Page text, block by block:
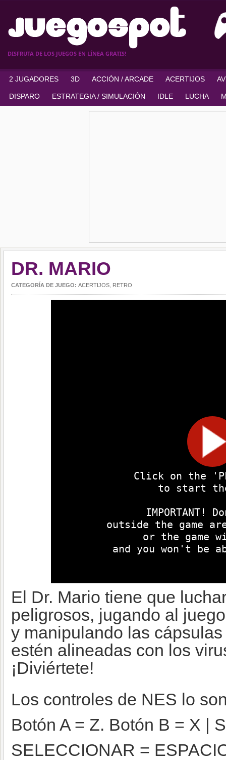
DISFRUTA DE LOS JUEGOS EN LÍNEA GRATIS!
2 JUGADORES 3D ACCIÓN / ARCADE ACERTIJOS
DISPARO ESTRATEGIA / SIMULACIÓN IDLE LUCHA
DR. MARIO
CATEGORÍA DE JUEGO: ACERTIJOS RETRO
El Dr. Mario tiene que
peligrosos, jugando al
y manipulando las
estén alineadas con los
¡Diviértete!
Los controles de NES lo
Botón A = Z. Botón B = X |
SELECCIONAR =